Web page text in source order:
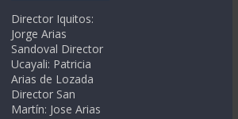
Director Iquitos:
Jorge Arias
Sandoval Director
Ucayali: Patricia
Arias de Lozada
Director San
Martín: Jose Arias